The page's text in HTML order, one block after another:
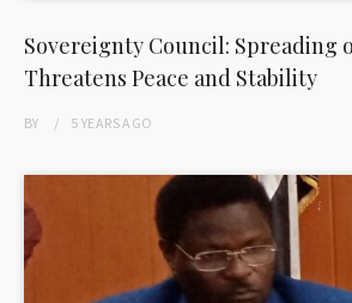
Sovereignty Council: Spreading
Threatens Peace and Stability
BY 5 YEARSAGO